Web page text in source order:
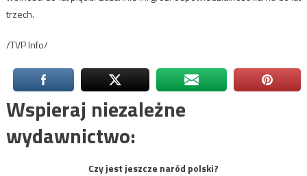
trzech.
/TVP Info/
Wspieraj niezależne
wydawnictwo:
Czy jest jeszcze naród polski?